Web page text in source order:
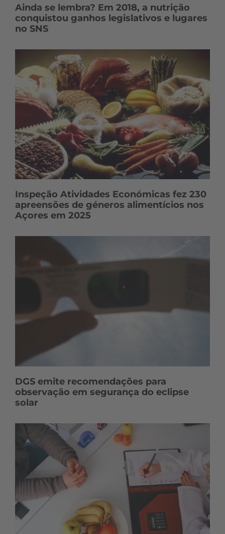
Ainda se lembra? Em 2018, a nutrição
conquistou ganhos legislativos e lugares
no SNS
Inspeção Atividades Económicas fez 230
apreensões de géneros alimentícios nos
Açores em 2025
DGS emite recomendações para
observação em segurança do eclipse
solar